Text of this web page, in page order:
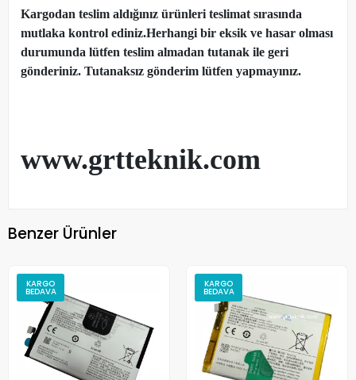
Kargodan teslim aldığınız ürünleri teslimat sırasında
mutlaka kontrol ediniz.Herhangi bir eksik ve hasar olması
durumunda lütfen teslim almadan tutanak ile geri
gönderiniz. Tutanaksız gönderim lütfen yapmayınız.
www.grtteknik.com
Benzer Ürünler
KARGO
BEDAVA
KARGO
BEDAVA